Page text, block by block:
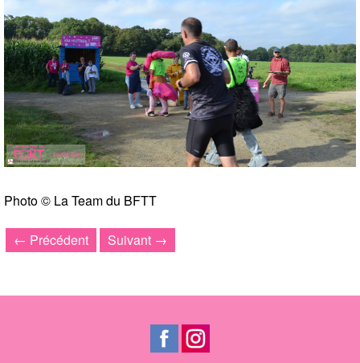
Photo © La Team du BFTT
← Précédent Suivant →